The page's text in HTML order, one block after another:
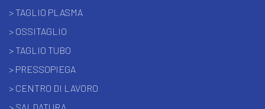
> TAGLIO PLASMA
> OSSITAGLIO
> TAGLIO TUBO
> PRESSOPIEGA
> CENTRO DI LAVORO